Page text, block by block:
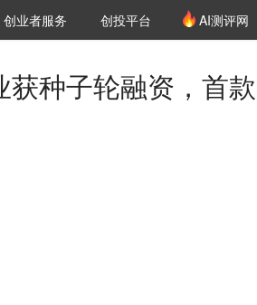
创投氪堂
创业者服务 创投平台 AI测评网
种子轮融资，首款